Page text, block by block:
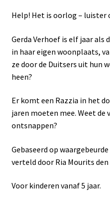
Help! Het is oorlog – luister
Gerda Verhoef is elf jaar
in haar eigen woonplaats,
ze door de Duitsers uit hun
heen?
Er komt een Razzia in het
jaren moeten mee. Weet de
ontsnappen?
Gebaseerd op
verteld door Ria Mourits
Voor kinderen vanaf 5 jaar.